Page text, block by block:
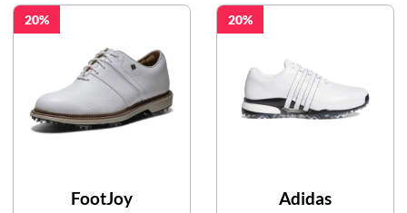
20
FootJoy
20
Adidas